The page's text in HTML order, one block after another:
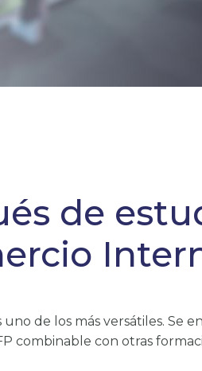
de
de los más versátiles. Se
combinable con otras